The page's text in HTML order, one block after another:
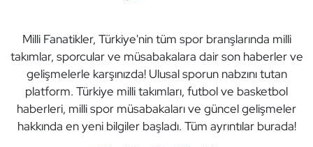
Milli Fanatikler, Türkiye'nin tüm spor branşlarında milli
takımlar, sporcular ve müsabakalara dair son haberler ve
gelişmelerle karşınızda! Ulusal sporun nabzını tutan
platform. Türkiye milli takımları, futbol ve basketbol
haberleri, milli spor müsabakaları ve güncel gelişmeler
hakkında en yeni bilgiler başladı. Tüm ayrıntılar burada!